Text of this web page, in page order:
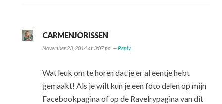
CARMENJORISSEN
November 23, 2014 at 3:07 pm —Reply
Wat leuk om te horen dat je er al eentje hebt
gemaakt! Als je wilt kun je een foto delen op mijn
Facebookpagina of op de Ravelrypagina van dit